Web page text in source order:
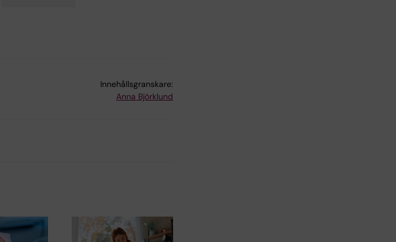
Innehållsgranskare:
Anna Björklund